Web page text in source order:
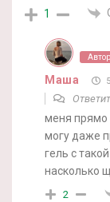
1
Автор
Маша
меня прямо
могу даже
гель с
насколько
2